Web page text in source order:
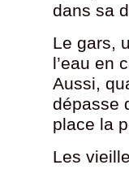
dans sa
Le gars,
l’eau en
Aussi,
dépasse
place la
Les